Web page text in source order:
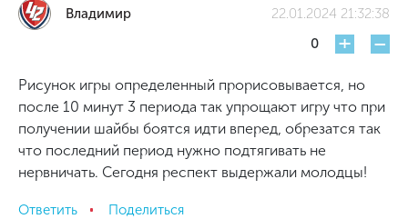
Владимир
22.01.2024 21:32:38
0
+ -
Рисунок игры определенный прорисовывается, но
после 10 минут 3 периода так упрощают игру что при
получении шайбы боятся идти вперед, обрезатся так
что последний период нужно подтягивать не
нервничать. Сегодня респект выдержали молодцы!
Ответить Поделиться